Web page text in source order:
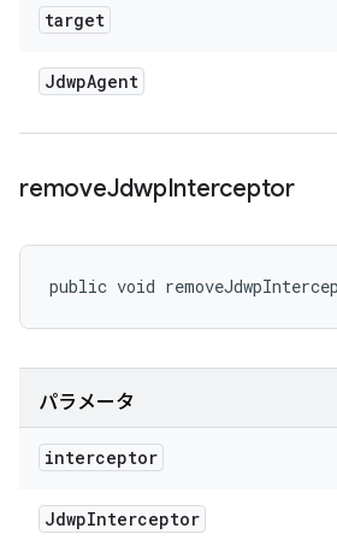
target
JdwpAgent
removeJdwpInterceptor
public void
パラメータ
interceptor
JdwpInterceptor